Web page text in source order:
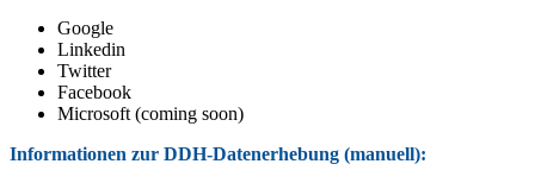
Google
Linkedin
Twitter
Facebook
Microsoft (coming soon)
Informationen zur DDH-Datenerhebung (manuell):